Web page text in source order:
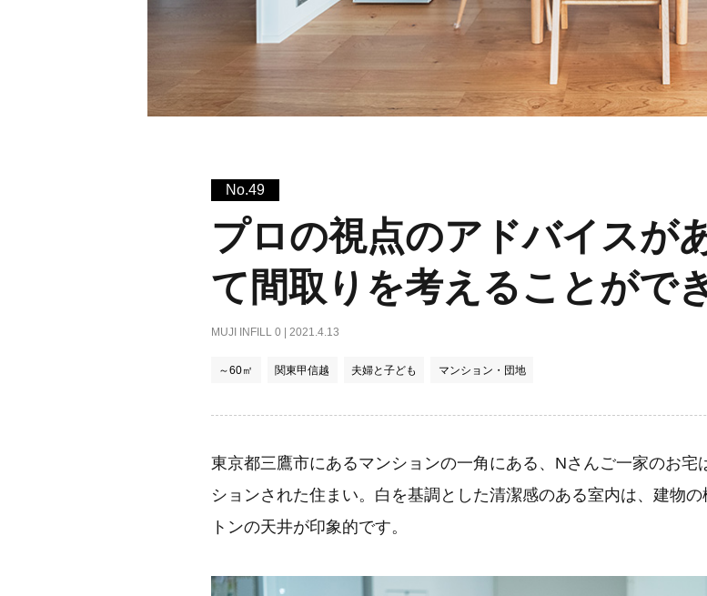
No.49
プロの視点のアドバイスが
て間取りを考えることがで
MUJI INFILL 0 | 2021.4.13
～60㎡ 関東甲信越 夫婦と子ども マンション・団地
東京都三鷹市にあるマンションの一角にある、Nさんご一家のお宅
ションされた住まい。白を基調とした清潔感のある室内は、建物
トンの天井が印象的です。